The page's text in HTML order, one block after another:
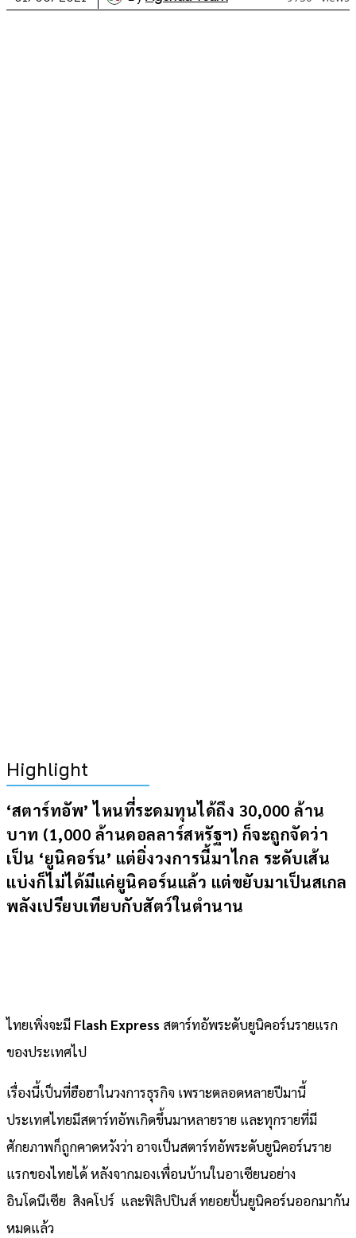
Highlight
‘สตาร์ทอัพ’ ไหนที่ระดมทุนได้ถึง 30,000 ล้าน
บาท (1,000 ล้านดอลลาร์สหรัฐฯ) ก็จะถูกจัดว่า
เป็น ‘ยูนิคอร์น’ แต่ยิ่งวงการนี้มาไกล ระดับเส้น
แบ่งก็ไม่ได้มีแค่ยูนิคอร์นแล้ว แต่ขยับมาเป็นสเกล
พลังเปรียบเทียบกับสัตว์ในตำนาน
ไทยเพิ่งจะมี Flash Express สตาร์ทอัพระดับยูนิคอร์นรายแรก
ของประเทศไป
เรื่องนี้เป็นที่ฮือฮาในวงการธุรกิจ เพราะตลอดหลายปีมานี้
ประเทศไทยมีสตาร์ทอัพเกิดขึ้นมาหลายราย และทุกรายที่มี
ศักยภาพก็ถูกคาดหวังว่า อาจเป็นสตาร์ทอัพระดับยูนิคอร์นราย
แรกของไทยได้ หลังจากมองเพื่อนบ้านในอาเซียนอย่าง
อินโดนีเซีย สิงคโปร์ และฟิลิปปินส์ ทยอยปั้นยูนิคอร์นออกมากัน
หมดแล้ว